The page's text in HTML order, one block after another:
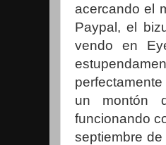
acercando el
Paypal, el
vendo en
un montón
funcionando
septiembre